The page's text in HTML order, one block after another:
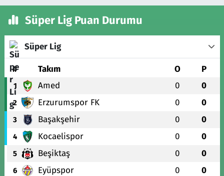
Süper Lig Puan Durumu
Süper Lig
# Takım O P
1 Amed 0 0
2 Erzurumspor FK 0 0
3 Başakşehir 0 0
4 Kocaelispor 0 0
5 Beşiktaş 0 0
6 Eyüpspor 0 0